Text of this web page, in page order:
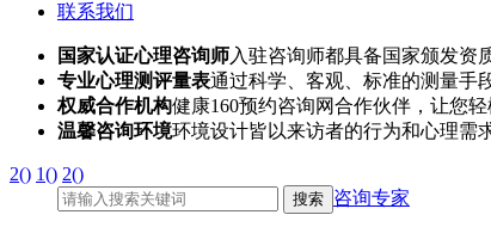
联系我们
国家认证心理咨询师入驻咨询师都具备国家颁发资
专业心理测评量表通过科学、客观、标准的测量手
权威合作机构健康160预约咨询网合作伙伴，让您
温馨咨询环境环境设计皆以来访者的行为和心理需
2() 1() 2()
咨询专家